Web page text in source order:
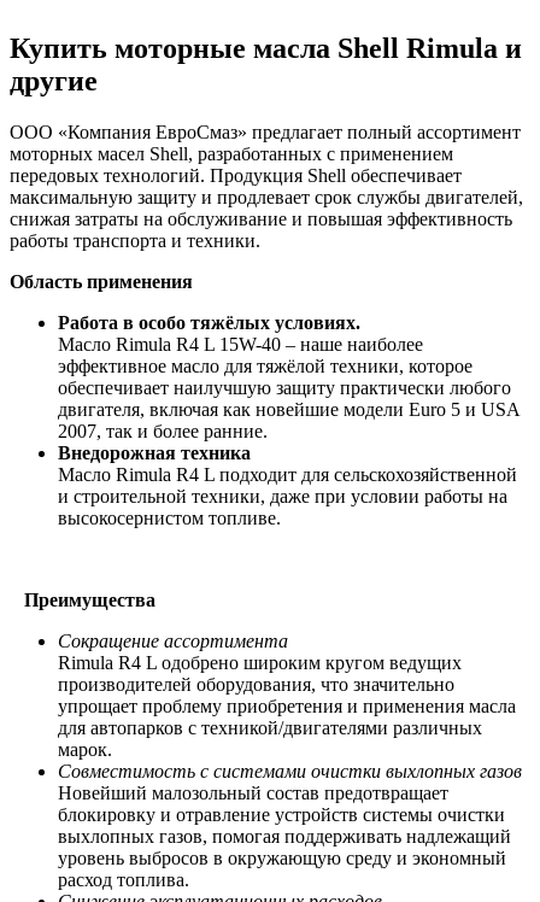
Купить моторные масла Shell Rimula и
другие
ООО «Компания ЕвроСмаз» предлагает полный ассортимент
моторных масел Shell, разработанных с применением
передовых технологий. Продукция Shell обеспечивает
максимальную защиту и продлевает срок службы двигателей,
снижая затраты на обслуживание и повышая эффективность
работы транспорта и техники.
Область применения
Работа в особо тяжёлых условиях.
Масло Rimula R4 L 15W-40 – наше наиболее
эффективное масло для тяжёлой техники, которое
обеспечивает наилучшую защиту практически любого
двигателя, включая как новейшие модели Euro 5 и USA
2007, так и более ранние.
Внедорожная техника
Масло Rimula R4 L подходит для сельскохозяйственной
и строительной техники, даже при условии работы на
высокосернистом топливе.
Преимущества
Сокращение ассортимента
Rimula R4 L одобрено широким кругом ведущих
производителей оборудования, что значительно
упрощает проблему приобретения и применения масла
для автопарков с техникой/двигателями различных
марок.
Совместимость с системами очистки выхлопных газов
Новейший малозольный состав предотвращает
блокировку и отравление устройств системы очистки
выхлопных газов, помогая поддерживать надлежащий
уровень выбросов в окружающую среду и экономный
расход топлива.